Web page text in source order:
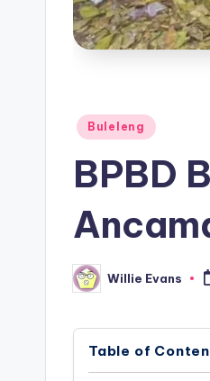
Posted
Buleleng
BPBD
Posted
by
Willie Evans
Table of